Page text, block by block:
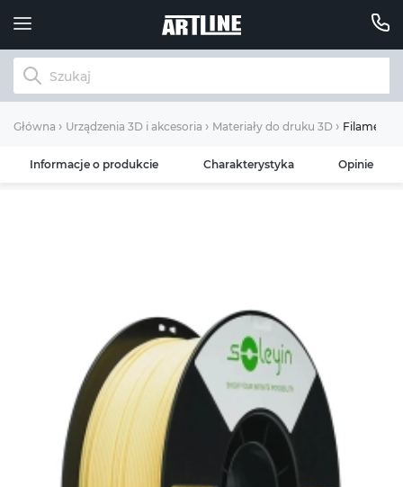
Główna Urządzenia 3D i akcesoria Materiały do ​​druku 3D Filament
Informacje o produkcie Charakterystyka Opinie